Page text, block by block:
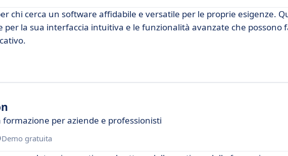
chi cerca un software affidabile e versatile per le proprie esigenze.
la sua interfaccia intuitiva e le funzionalità avanzate che possono
per aziende e professionisti
Demo gratuita